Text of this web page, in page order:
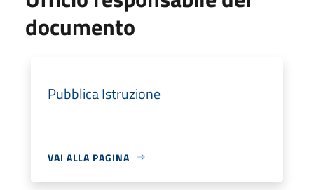
documento
Pubblica Istruzione
VAI ALLA PAGINA